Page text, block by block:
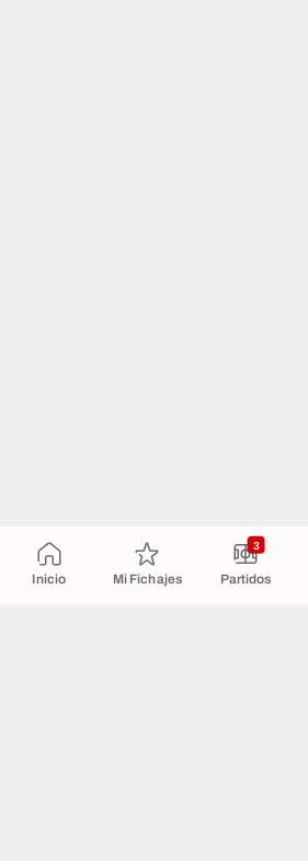
Inicio Mi Fichajes Partidos
3